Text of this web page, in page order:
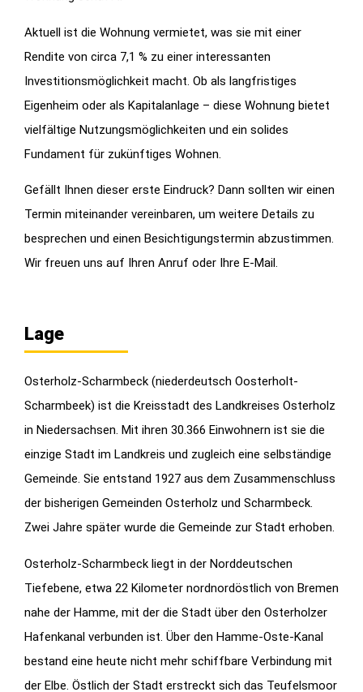
Aktuell ist die Wohnung vermietet, was sie mit einer
Rendite von circa 7,1 % zu einer interessanten
Investitionsmöglichkeit macht. Ob als langfristiges
Eigenheim oder als Kapitalanlage – diese Wohnung bietet
vielfältige Nutzungsmöglichkeiten und ein solides
Fundament für zukünftiges Wohnen.
Gefällt Ihnen dieser erste Eindruck? Dann sollten wir einen
Termin miteinander vereinbaren, um weitere Details zu
besprechen und einen Besichtigungstermin abzustimmen.
Wir freuen uns auf Ihren Anruf oder Ihre E-Mail.
Lage
Osterholz-Scharmbeck (niederdeutsch Oosterholt-
Scharmbeek) ist die Kreisstadt des Landkreises Osterholz
in Niedersachsen. Mit ihren 30.366 Einwohnern ist sie die
einzige Stadt im Landkreis und zugleich eine selbständige
Gemeinde. Sie entstand 1927 aus dem Zusammenschluss
der bisherigen Gemeinden Osterholz und Scharmbeck.
Zwei Jahre später wurde die Gemeinde zur Stadt erhoben.
Osterholz-Scharmbeck liegt in der Norddeutschen
Tiefebene, etwa 22 Kilometer nordnordöstlich von Bremen
nahe der Hamme, mit der die Stadt über den Osterholzer
Hafenkanal verbunden ist. Über den Hamme-Oste-Kanal
bestand eine heute nicht mehr schiffbare Verbindung mit
der Elbe. Östlich der Stadt erstreckt sich das Teufelsmoor